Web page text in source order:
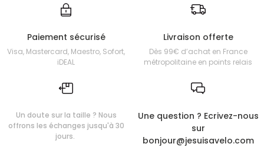
Paiement sécurisé
Visa, Mastercard, Maestro, Sofort,
iDEAL
Livraison offerte
Dès 99€ d’achat en France
métropolitaine en points relais
Un doute sur la taille ? Nous
offrons les échanges jusqu'à 30
jours.
Une question ? Ecrivez-nous
sur
bonjour@jesuisavelo.com